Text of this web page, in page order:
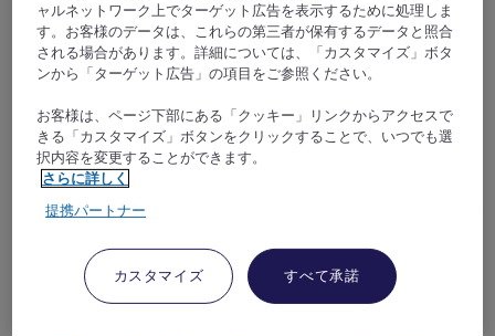
ARRAS, フランス
Mercure Arras Centre Gare Hotel
For a business or leisure stay, enjoy the comfortable rooms
and spacious living area at the Mercure Arras! Completely
renovated, the hotel has a fun and chic setting. Different room
family. Have an enjoyable time at our bar and restaurant.
Sporty guests can work out in our fitness center.
ャルネットワーク上でターゲット広告を表示するために処理しま
す。お客様のデータは、これらの第三者が保有するデータと照合
される場合があります。詳細については、「カスタマイズ」ボタ
ンから「ターゲット広告」の項目をご参照ください。
お客様は、ページ下部にある「クッキー」リンクからアクセスで
きる「カスタマイズ」ボタンをクリックすることで、いつでも選
択内容を変更することができます。
さらに詳しく
提携パートナー
カスタマイズ すべて承諾